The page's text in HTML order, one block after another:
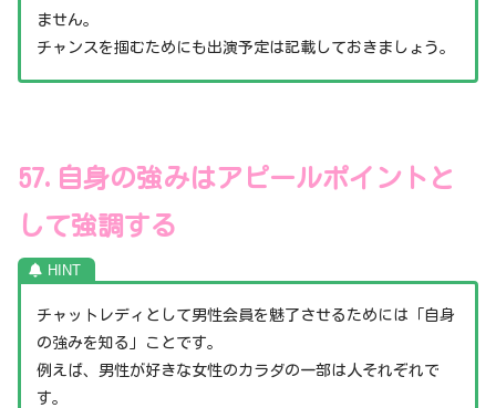
ません。
チャンスを掴むためにも出演予定は記載しておきましょう。
57.自身の強みはアピールポイントと
して強調する
チャットレディとして男性会員を魅了させるためには「自身
の強みを知る」ことです。
例えば、男性が好きな女性のカラダの一部は人それぞれで
す。